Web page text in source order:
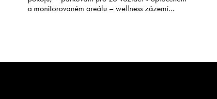
a monitorovaném areálu – wellness zázemí